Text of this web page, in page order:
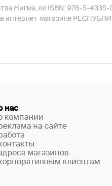
Нигма, ее ISBN: 978-5-
интернет-магазине
нас
компании
на сайте
магазинов
клиентам